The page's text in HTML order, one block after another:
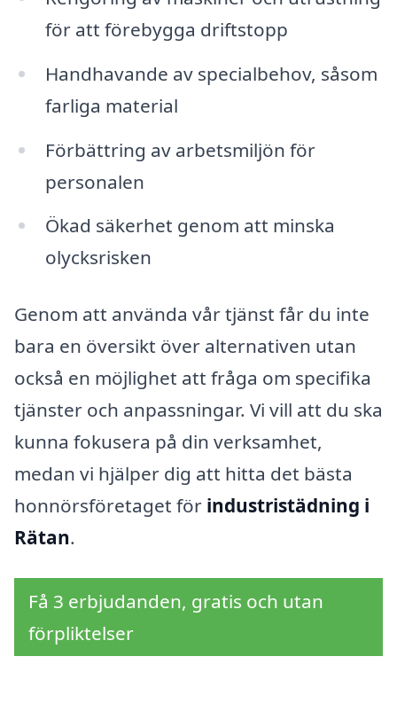
för att förebygga driftstopp
Handhavande av specialbehov, såsom
farliga material
Förbättring av arbetsmiljön för
personalen
Ökad säkerhet genom att minska
olycksrisken
Genom att använda vår tjänst får du inte
bara en översikt över alternativen utan
också en möjlighet att fråga om specifika
tjänster och anpassningar. Vi vill att du ska
kunna fokusera på din verksamhet,
medan vi hjälper dig att hitta det bästa
honnörsföretaget för industristädning i
Rätan.
Få 3 erbjudanden, gratis och utan
förpliktelser